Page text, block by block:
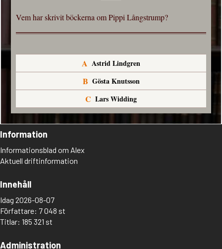
Vem har skrivit böckerna om Pippi Långstrump?
A Astrid Lindgren
B Gösta Knutsson
C Lars Widding
Information
Informationsblad om Alex
Aktuell driftinformation
Innehåll
Idag 2026-08-07
Författare: 7 048 st
Titlar: 185 321 st
Administration